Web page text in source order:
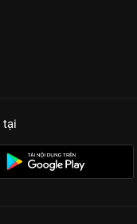
tại